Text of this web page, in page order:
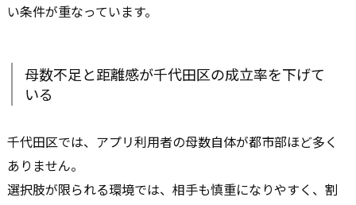
い条件が重なっています。
母数不足と距離感が千代田区の成立率を下げて
いる
千代田区では、アプリ利用者の母数自体が都市部ほど多く
ありません。
選択肢が限られる環境では、相手も慎重になりやすく、割